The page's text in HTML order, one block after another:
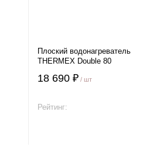
Плоский водонагреватель
THERMEX Double 80
18 690 ₽ / шт
Рейтинг: